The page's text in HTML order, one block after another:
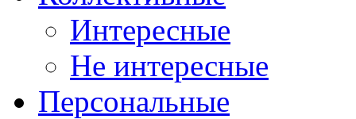
Интересные
Не интересные
Персональные